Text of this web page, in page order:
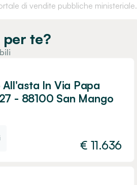
di vendite pubbliche ministeriale.
per te?
In Via Papa
- 88100 San Mango
€ 11.636